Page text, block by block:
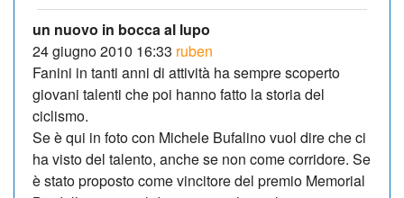
un nuovo in bocca al lupo
24 giugno 2010 16:33 ruben
Fanini in tanti anni di attività ha sempre scoperto
giovani talenti che poi hanno fatto la storia del
ciclismo.
Se è qui in foto con Michele Bufalino vuol dire che ci
ha visto del talento, anche se non come corridore. Se
è stato proposto come vincitore del premio Memorial